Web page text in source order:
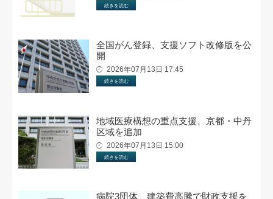
続きを読む
全国がん登録、支援ソフト改修版を公
開
2026年07月13日 17:45
続きを読む
地域医療構想の重点支援、京都・中丹
区域を追加
2026年07月13日 15:00
続きを読む
病院3団体、建築費高騰で財政支援を